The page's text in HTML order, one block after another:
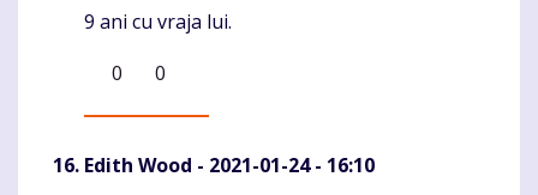
9 ani cu vraja lui.
0
0
Edith Wood - 2021-01-24 - 16:10